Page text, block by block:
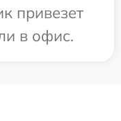
привезет
в офис.